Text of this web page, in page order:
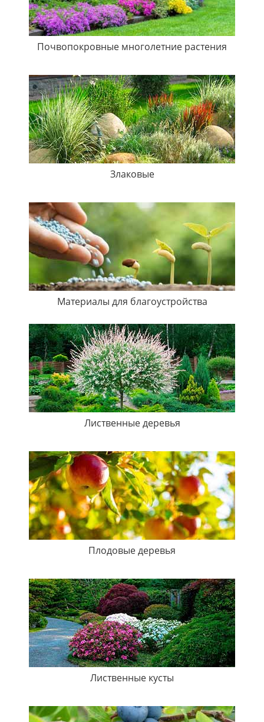
Почвопокровные многолетние растения
Злаковые
Материалы для благоустройства
Лиственные деревья
Плодовые деревья
Лиственные кусты